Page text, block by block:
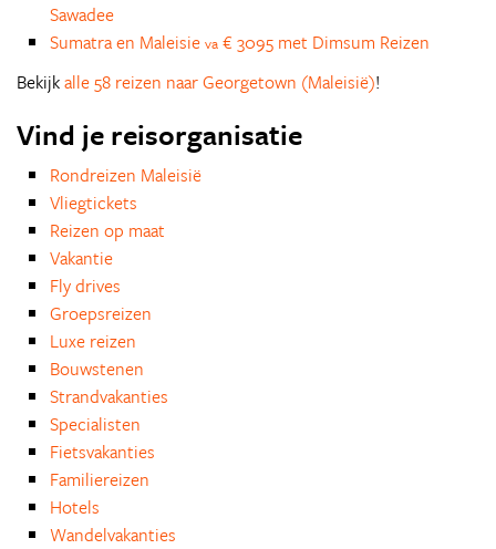
Sawadee
Sumatra en Maleisie va € 3095 met Dimsum Reizen
Bekijkalle 58 reizen naar Georgetown (Maleisië)!
Vind je reisorganisatie
Rondreizen Maleisië
Vliegtickets
Reizen op maat
Vakantie
Fly drives
Groepsreizen
Luxe reizen
Bouwstenen
Strandvakanties
Specialisten
Fietsvakanties
Familiereizen
Hotels
Wandelvakanties